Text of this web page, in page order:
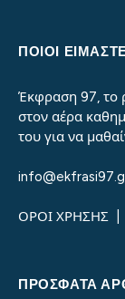
ΠΟΙΟΙ
Έκφραση 97, το
στον αέρα
του για να
ΟΡΟΙ ΧΡΗΣΗΣ
ΠΡΌΣΦΑΤΑ